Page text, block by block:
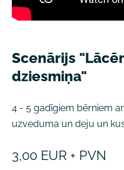
Scenārijs
dziesmiņa"
4 - 5 gadīgiem bērniem
uzveduma un deju un
3,00 EUR + PVN